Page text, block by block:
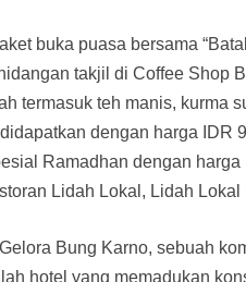
buka puasa bersama
takjil di Coffee Shop
termasuk teh manis, kurma
dengan harga IDR
Ramadhan dengan
Lidah Lokal, Lidah
Bung Karno, sebuah
hotel yang memadukan